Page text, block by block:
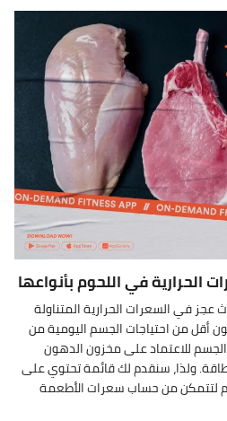
الحرارية في اللحوم بأنواعها
في السعرات الحرارية المتناولة
أقل من احتياجات الجسم اليومية من
للاعتماد على مخزون الدهون
ولذا، سنقدم لك قائمة تحتوي على
لتتمكن من حساب سعرات الأطعمة